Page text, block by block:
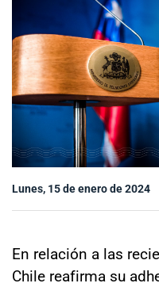
Servicios ciudadanos
Subsecretaría de
Internacionales
Sala de prensa
modo claro
Lunes, 15 de enero de 2024
En relación a las
Chile reafirma su